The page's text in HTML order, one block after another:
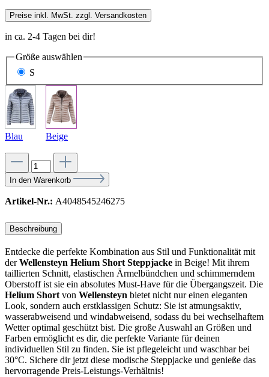
Preise inkl. MwSt. zzgl. Versandkosten
in ca. 2-4 Tagen bei dir!
Größe auswählen
S
Blau Beige
In den Warenkorb
Artikel-Nr.: A4048545246275
Beschreibung
Entdecke die perfekte Kombination aus Stil und Funktionalität mit
derWellensteyn Helium Short Steppjacke in Beige! Mit ihrem
taillierten Schnitt, elastischen Ärmelbündchen und schimmerndem
Oberstoff ist sie ein absolutes Must-Have für die Übergangszeit. Die
Helium Shortvon Wellensteyn bietet nicht nur einen eleganten
Look, sondern auch erstklassigen Schutz: Sie ist atmungsaktiv,
wasserabweisend und windabweisend, sodass du bei wechselhaftem
Wetter optimal geschützt bist. Die große Auswahl an Größen und
Farben ermöglicht es dir, die perfekte Variante für deinen
individuellen Stil zu finden. Sie ist pflegeleicht und waschbar bei
30°C. Sichere dir jetzt diese modische Steppjacke und genieße das
hervorragende Preis-Leistungs-Verhältnis!